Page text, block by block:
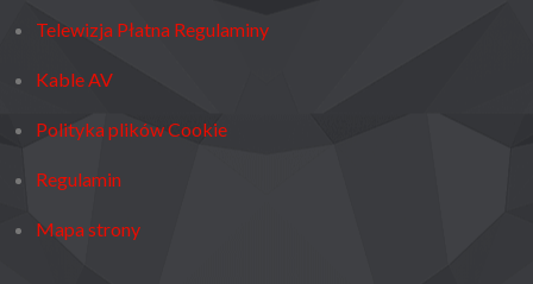
Telewizja Płatna Regulaminy
Kable AV
Polityka plików Cookie
Regulamin
Mapa strony